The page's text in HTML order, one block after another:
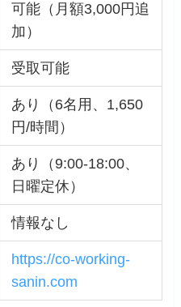
可能（月額3,000円追
加）
受取可能
あり（6名用、1,650
円/時間）
あり（9:00-18:00、
日曜定休）
情報なし
https://co-working-
sanin.com